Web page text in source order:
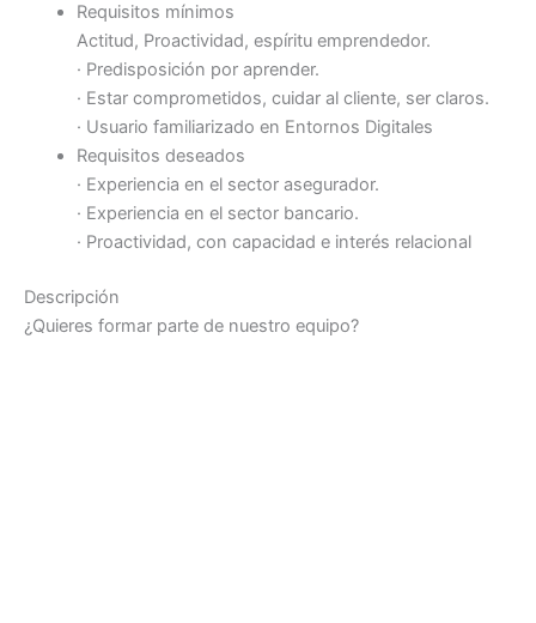
Requisitos mínimos
Actitud, Proactividad, espíritu emprendedor.
· Predisposición por aprender.
· Estar comprometidos, cuidar al cliente, ser claros.
· Usuario familiarizado en Entornos Digitales
Requisitos deseados
· Experiencia en el sector asegurador.
· Experiencia en el sector bancario.
· Proactividad, con capacidad e interés relacional
Descripción
¿Quieres formar parte de nuestro equipo?